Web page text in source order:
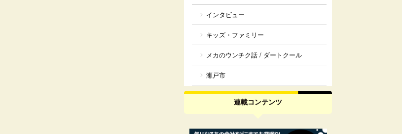
インタビュー
キッズ・ファミリー
メカのウンチク話 / ダートクール
瀬戸市
連載コンテンツ